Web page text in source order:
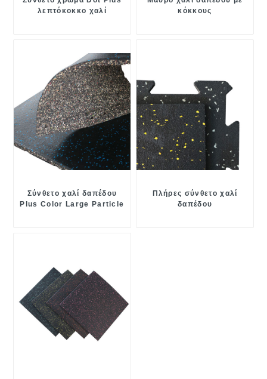
λεπτόκοκκο χαλί
κόκκους
Σύνθετο χαλί δαπέδου
Plus Color Large Particle
Πλήρες σύνθετο χαλί
δαπέδου